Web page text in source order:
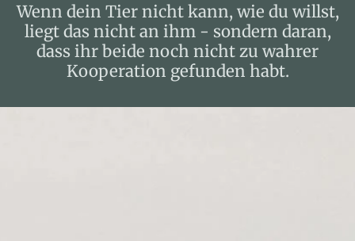
Wenn dein Tier nicht kann, wie du willst,
liegt das nicht an ihm - sondern daran,
dass ihr beide noch nicht zu wahrer
Kooperation gefunden habt.